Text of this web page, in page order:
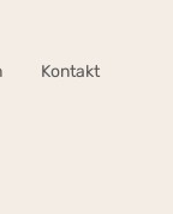
Kontakt